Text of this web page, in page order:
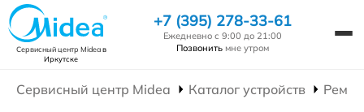
Сервисный центр Mideaв
Иркутске
+7 (395) 278-33-61
Ежедневно с 9:00 до 21:00
Позвонить мне утром
Сервисный центр Midea Каталог устройств